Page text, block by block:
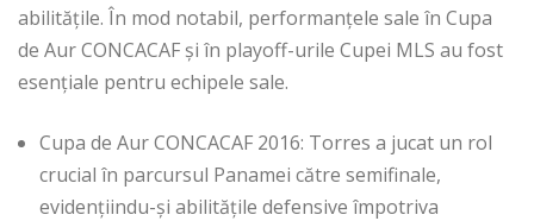
abilitățile. În mod notabil, performanțele sale în Cupa
de Aur CONCACAF și în playoff-urile Cupei MLS au fost
esențiale pentru echipele sale.
Cupa de Aur CONCACAF 2016: Torres a jucat un rol
crucial în parcursul Panamei către semifinale,
evidențiindu-și abilitățile defensive împotriva